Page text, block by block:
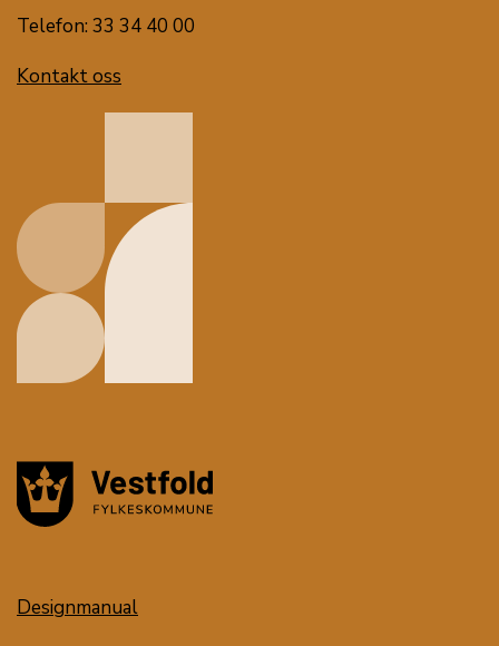
Telefon: 33 34 40 00
Kontakt oss
Designmanual